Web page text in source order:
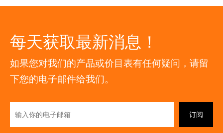
每天获取最新消息！
如果您对我们的产品或价目表有任何疑问，请留
下您的电子邮件给我们。
订阅